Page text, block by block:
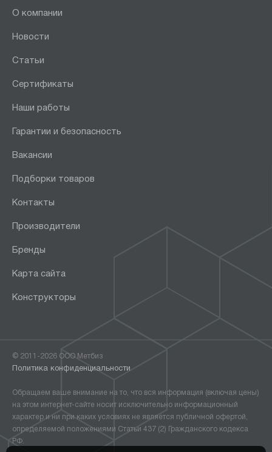
О компании
Новости
Статьи
Сертификаты
Наши работы
Гарантии и безопасность
Вакансии
Подборки товаров
Контакты
Производители
Бренды
Карта сайта
Конструкторы
© 2011-2026 ООО Метбиз
Политика конфиденциальности
Обращаем ваше внимание на то, что вся информация (включая цены)
на этом интернет-сайте носит исключительно информационный
характер и ни при каких условиях не является публичной офертой,
определяемой положениями Статьи 437 (2) Гражданского кодекса
РФ.